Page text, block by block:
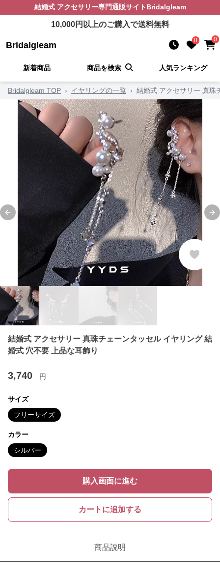
結婚式 アクセサリー専門通販サイト Bridalgleam
10,000円以上のご購入で送料無料
Bridalgleam 0 0
新着商品 商品を検索 人気ランキング
Bridalgleam TOP › イヤリングの一覧 › 結婚式 アクセサリー 真珠
Previous slide
結婚式 アクセサリー 真珠チェーンタッセル イヤリング 結
婚式 穴不要 上品な耳飾り
3,740 円
サイズ
フリーサイズ
カラー
シルバー
購入画面に進む
カートに追加する
商品説明